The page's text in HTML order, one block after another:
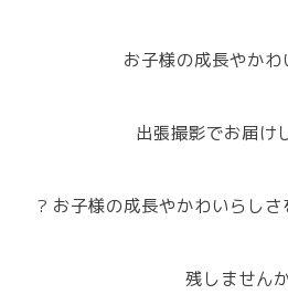
お子様の成長やかわ
出張撮影でお届け
? お子様の成長やかわいらし
残しません